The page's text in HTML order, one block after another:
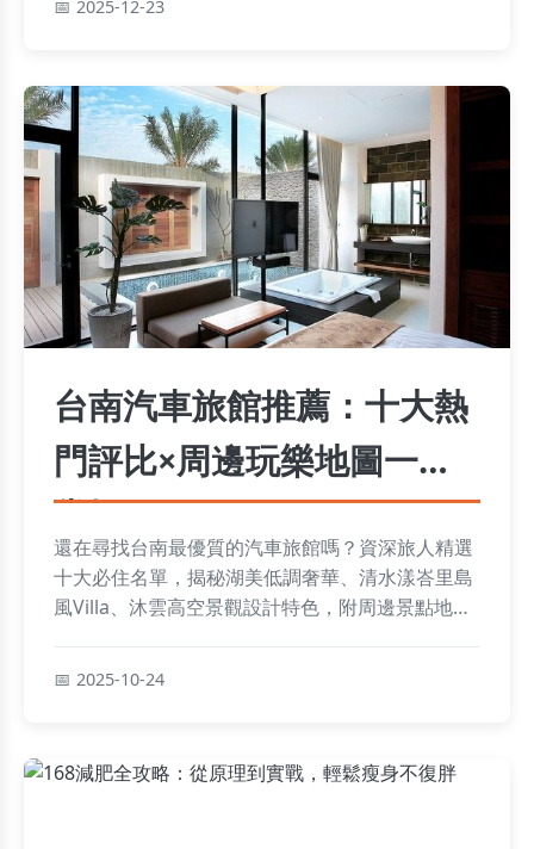
2025-12-23
台南汽車旅館推薦：十大熱
門評比×周邊玩樂地圖一次
掌握
還在尋找台南最優質的汽車旅館嗎？資深旅人精選
十大必住名單，揭秘湖美低調奢華、清水漾峇里島
風Villa、沐雲高空景觀設計特色，附周邊景點地
2025-10-24